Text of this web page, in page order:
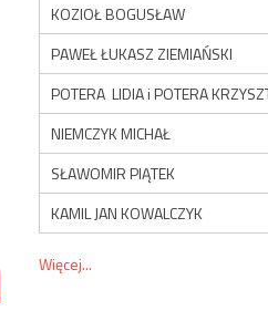
KOZIOŁ BOGUSŁAW
PAWEŁ ŁUKASZ ZIEMIAŃSKI
POTERA LIDIA i POTERA
NIEMCZYK MICHAŁ
SŁAWOMIR PIĄTEK
KAMIL JAN KOWALCZYK
Więcej...